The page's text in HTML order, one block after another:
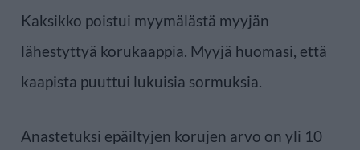
Kaksikko poistui myymälästä myyjän
lähestyttyä korukaappia. Myyjä huomasi, että
kaapista puuttui lukuisia sormuksia.
Anastetuksi epäiltyjen korujen arvo on yli 10